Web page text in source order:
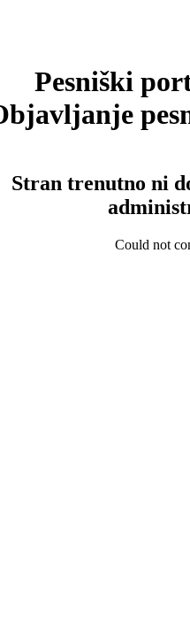
Pesniški
Stran trenutno ni
Could not